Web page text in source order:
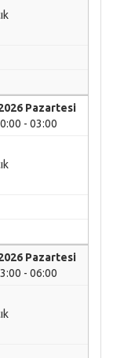
Pazartesi
- 03:00
Pazartesi
- 06:00